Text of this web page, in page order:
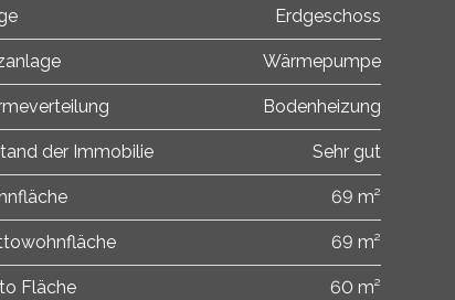
Erdgeschoss
Wärmepumpe
Bodenheizung
der Immobilie Sehr gut
69 m²
69 m²
Fläche 60 m²